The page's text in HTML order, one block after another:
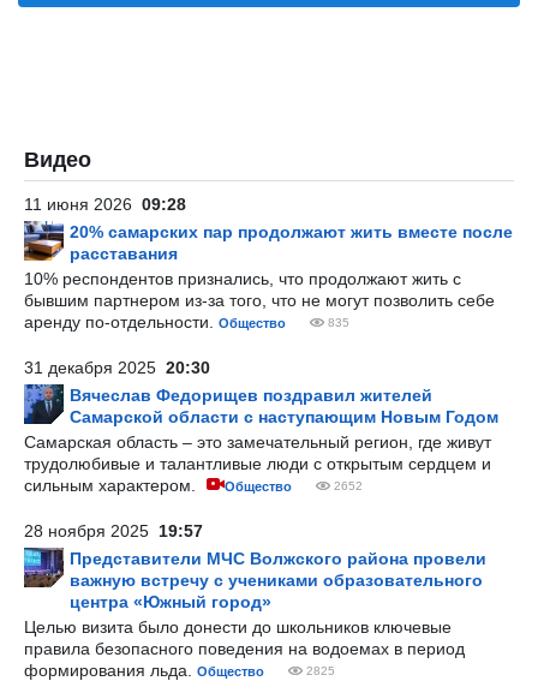
Видео
11 июня 2026 09:28
20% самарских пар продолжают жить вместе после
расставания
10% респондентов признались, что продолжают жить с
бывшим партнером из-за того, что не могут позволить себе
аренду по-отдельности.
Общество 835
31 декабря 2025 20:30
Вячеслав Федорищев поздравил жителей
Самарской области с наступающим Новым Годом
Самарская область – это замечательный регион, где живут
трудолюбивые и талантливые люди с открытым сердцем и
сильным характером.
Общество 2652
28 ноября 2025 19:57
Представители МЧС Волжского района провели
важную встречу с учениками образовательного
центра «Южный город»
Целью визита было донести до школьников ключевые
правила безопасного поведения на водоемах в период
формирования льда.
Общество 2825